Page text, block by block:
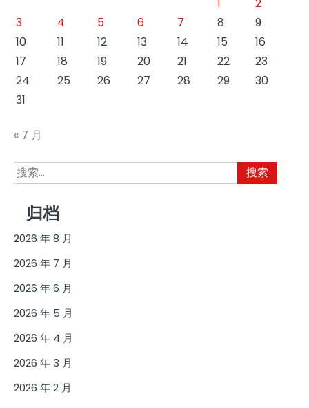
3
4 5 6 7 8
9
10
11 12 13 14 15
16
17
18 19 20 21 22
23
24
25 26 27 28 29
30
31
« 7 月
搜
索：
归档
2026 年 8 月
2026 年 7 月
2026 年 6 月
2026 年 5 月
2026 年 4 月
2026 年 3 月
2026 年 2 月